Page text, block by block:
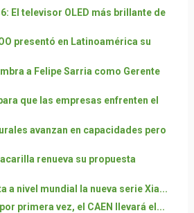
El televisor OLED más brillante de
presentó en Latinoamérica su
a Felipe Sarria como Gerente
que las empresas enfrenten el
avanzan en capacidades pero
renueva su propuesta
a nivel mundial la nueva serie Xia...
primera vez, el CAEN llevará el...